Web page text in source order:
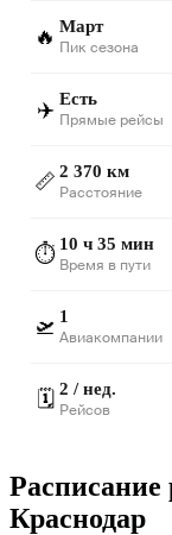
🔥 Март
Пик сезона
✈️ Есть
Прямые рейсы
📏 2 370 км
Расстояние
⏱️ 10 ч 35 мин
Время в пути
🛫 1
Авиакомпании
🗓️ 2 / нед.
Рейсов
Краснодар